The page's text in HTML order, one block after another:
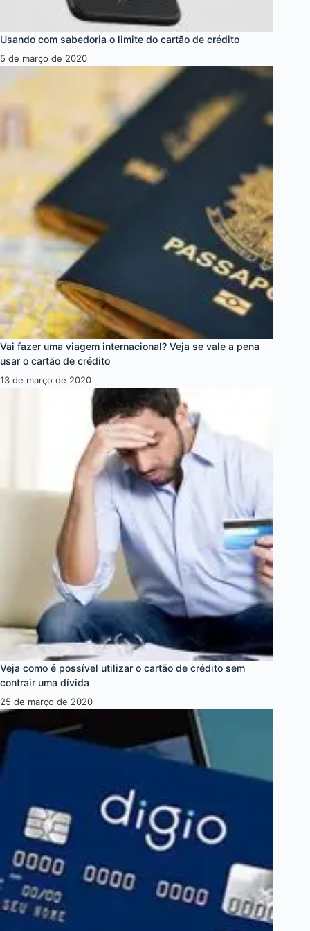
Usando com sabedoria o limite do cartão de crédito
5 de março de 2020
Vai fazer uma viagem internacional? Veja se vale a pena
usar o cartão de crédito
13 de março de 2020
Veja como é possível utilizar o cartão de crédito sem
contrair uma dívida
25 de março de 2020